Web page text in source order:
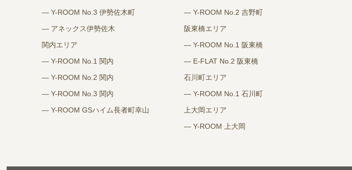
― Y-ROOM No.3 伊勢佐木町
― アネックス伊勢佐木
関内エリア
― Y-ROOM No.1 関内
― Y-ROOM No.2 関内
― Y-ROOM No.3 関内
― Y-ROOM GSハイム長者町幸山
― Y-ROOM No.2 吉野町
阪東橋エリア
― Y-ROOM No.1 阪東橋
― E-FLAT No.2 阪東橋
石川町エリア
― Y-ROOM No.1 石川町
上大岡エリア
― Y-ROOM 上大岡